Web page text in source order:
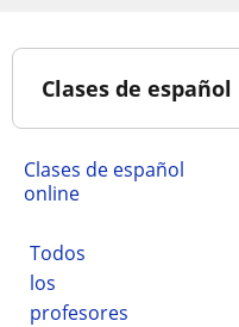
Clases de español
Clases de español
online
Todos
los
profesores